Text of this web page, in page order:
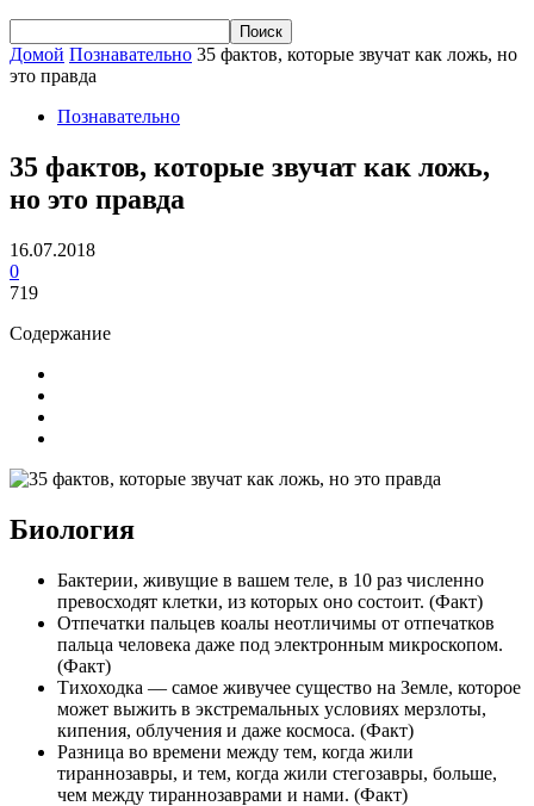
Домой Познавательно 35 фактов, которые звучат как ложь, но
это правда
Познавательно
35 фактов, которые звучат как ложь,
но это правда
16.07.2018
0
719
Содержание
Биология
Бактерии, живущие в вашем теле, в 10 раз численно
превосходят клетки, из которых оно состоит. (Факт)
Отпечатки пальцев коалы неотличимы от отпечатков
пальца человека даже под электронным микроскопом.
(Факт)
Тихоходка — самое живучее существо на Земле, которое
может выжить в экстремальных условиях мерзлоты,
кипения, облучения и даже космоса. (Факт)
Разница во времени между тем, когда жили
тираннозавры, и тем, когда жили стегозавры, больше,
чем между тираннозаврами и нами. (Факт)